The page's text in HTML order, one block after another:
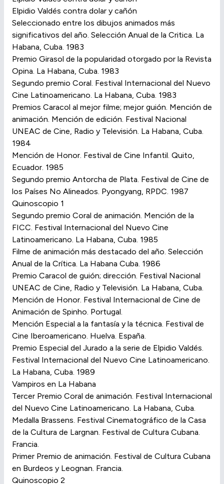
Elpidio Valdés contra dolar y cañón
Seleccionado entre los dibujos animados más
significativos del año. Selección Anual de la Critica. La
Habana, Cuba. 1983
Premio Girasol de la popularidad otorgado por la Revista
Opina. La Habana, Cuba. 1983
Segundo premio Coral. Festival Internacional del Nuevo
Cine Latinoamericano. La Habana, Cuba. 1983
Premios Caracol al mejor filme; mejor guión. Mención de
animación. Mención de edición. Festival Nacional
UNEAC de Cine, Radio y Televisión. La Habana, Cuba.
1984
Mención de Honor. Festival de Cine Infantil. Quito,
Ecuador. 1985
Segundo premio Antorcha de Plata. Festival de Cine de
los Países No Alineados. Pyongyang, RPDC. 1987
Quinoscopio 1
Segundo premio Coral de animación. Mención de la
FICC. Festival Internacional del Nuevo Cine
Latinoamericano. La Habana, Cuba. 1985
Filme de animación más destacado del año. Selección
Anual de la Crítica. La Habana Cuba. 1986
Premio Caracol de guión; dirección. Festival Nacional
UNEAC de Cine, Radio y Televisión. La Habana, Cuba.
Mención de Honor. Festival Internacional de Cine de
Animación de Spinho. Portugal.
Mención Especial a la fantasía y la técnica. Festival de
Cine Iberoamericano. Huelva. España.
Premio Especial del Jurado a la serie de Elpidio Valdés.
Festival Internacional del Nuevo Cine Latinoamericano.
La Habana, Cuba. 1989
Vampiros en La Habana
Tercer Premio Coral de animación. Festival Internacional
del Nuevo Cine Latinoamericano. La Habana, Cuba.
Medalla Brassens. Festival Cinematográfico de la Casa
de la Cultura de Largnan. Festival de Cultura Cubana.
Francia.
Primer Premio de animación. Festival de Cultura Cubana
en Burdeos y Leognan. Francia.
Quinoscopio 2